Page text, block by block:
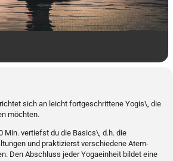
sich an leicht fortgeschrittene Yogis\, die
möchten.
Min. vertiefst du die Basics\, d.h. die
und praktizierst verschiedene Atem-
Den Abschluss jeder Yogaeinheit bildet eine